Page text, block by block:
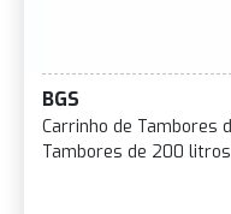
BGS
Carrinho de Tambores
Tambores de 200 litros